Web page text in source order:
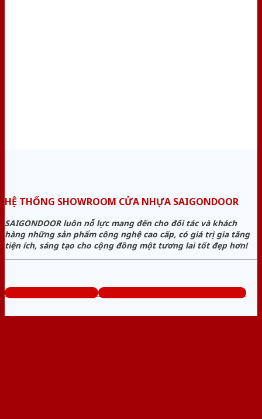
HỆ THỐNG SHOWROOM CỬA NHỰA SAIGONDOOR
SAIGONDOOR luôn nỗ lực mang đến cho đối tác và khách
hàng những sản phẩm công nghệ cao cấp, có giá trị gia tăng
tiện ích, sáng tạo cho cộng đồng một tương lai tốt đẹp hơn!
www.sieuthicuanhua.net Tổng đài tư vấn miễn phí: 0824.400.400